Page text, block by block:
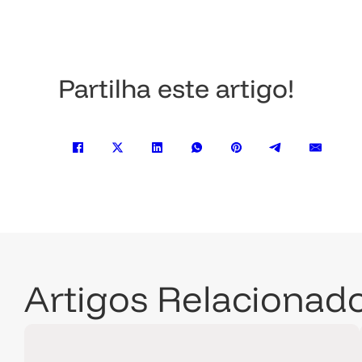
Partilha este artigo!
Artigos